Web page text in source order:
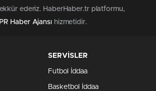
ederiz. HaberHaber.tr platformu,
PR Haber Ajansıhizmetidir.
SERVİSLER
Futbol İddaa
Basketbol İddaa